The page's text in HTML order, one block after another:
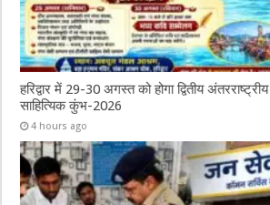
हरिद्वार में 29-30 अगस्त को होगा द्वितीय
साहित्यिक कुंभ-2026
4 hours ago